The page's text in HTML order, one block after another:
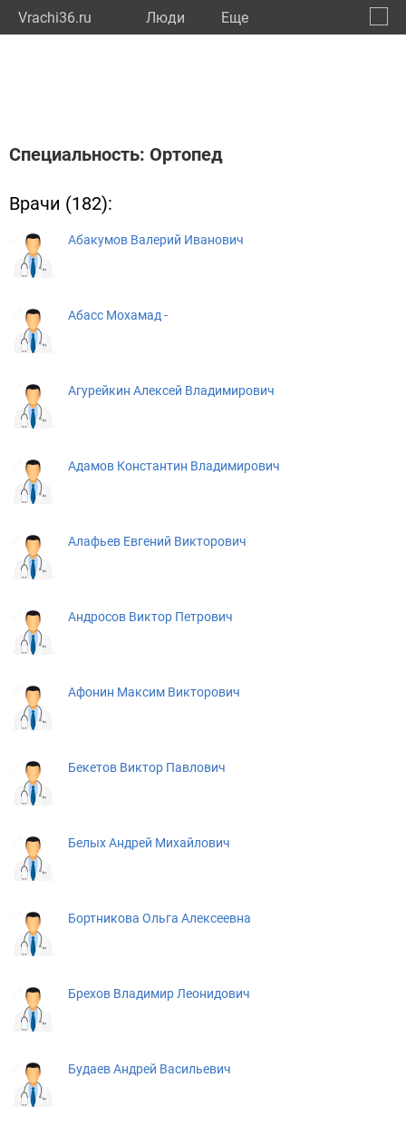
Vrachi36.ru Люди Eще
Специальность: Ортопед
Врачи (182):
Абакумов Валерий Иванович
Абасс Мохамад -
Агурейкин Алексей Владимирович
Адамов Константин Владимирович
Алафьев Евгений Викторович
Андросов Виктор Петрович
Афонин Максим Викторович
Бекетов Виктор Павлович
Белых Андрей Михайлович
Бортникова Ольга Алексеевна
Брехов Владимир Леонидович
Будаев Андрей Васильевич